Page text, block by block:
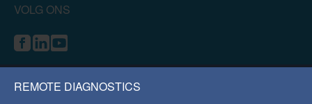
VOLG ONS
REMOTE DIAGNOSTICS